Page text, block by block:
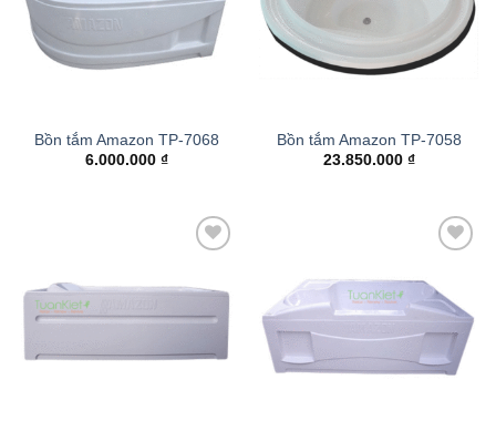
Bồn tắm Amazon TP-7068
6.000.000 ₫
Bồn tắm Amazon TP-7058
23.850.000 ₫
wishlist